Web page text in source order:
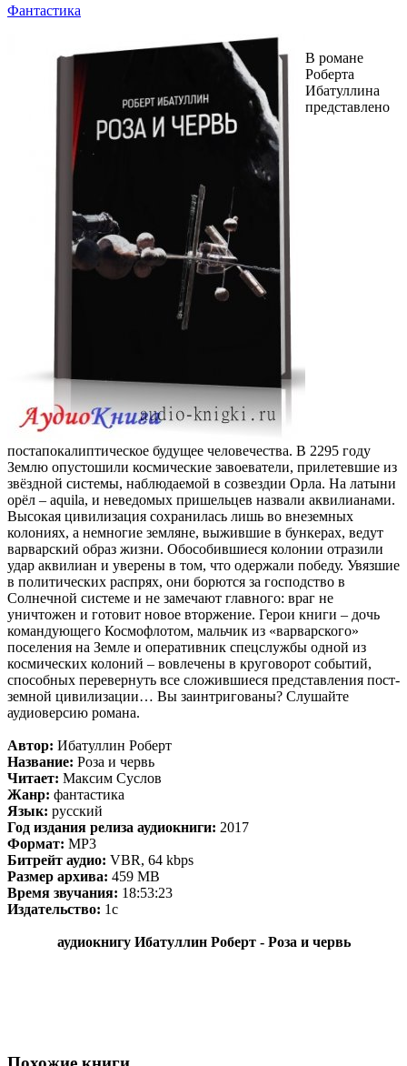
Фантастика
В романе
Роберта
Ибатуллина
представлено
постапокалиптическое будущее человечества. В 2295 году
Землю опустошили космические завоеватели, прилетевшие из
звёздной системы, наблюдаемой в созвездии Орла. На латыни
орёл – aquila, и неведомых пришельцев назвали аквилианами.
Высокая цивилизация сохранилась лишь во внеземных
колониях, а немногие земляне, выжившие в бункерах, ведут
варварский образ жизни. Обособившиеся колонии отразили
удар аквилиан и уверены в том, что одержали победу. Увязшие
в политических распрях, они борются за господство в
Солнечной системе и не замечают главного: враг не
уничтожен и готовит новое вторжение. Герои книги – дочь
командующего Космофлотом, мальчик из «варварского»
поселения на Земле и оперативник спецслужбы одной из
космических колоний – вовлечены в круговорот событий,
способных перевернуть все сложившиеся представления пост-
земной цивилизации… Вы заинтригованы? Слушайте
аудиоверсию романа.
Автор: Ибатуллин Роберт
Название: Роза и червь
Читает: Максим Суслов
Жанр: фантастика
Язык: русский
Год издания релиза аудиокниги: 2017
Формат: MP3
Битрейт аудио: VBR, 64 kbps
Размер архива: 459 MB
Время звучания: 18:53:23
Издательство: 1с
аудиокнигу Ибатуллин Роберт - Роза и червь